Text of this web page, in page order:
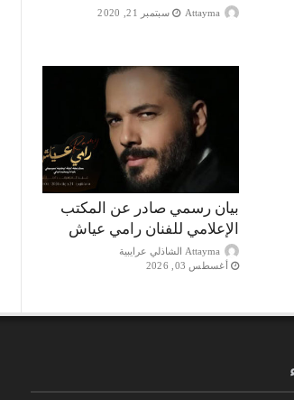
Attayma سبتمبر 21, 2020
بيان رسمي صادر عن المكتب
الإعلامي للفنان رامي عياش
Attayma الشاذلي عرايبية
أغسطس 03, 2026